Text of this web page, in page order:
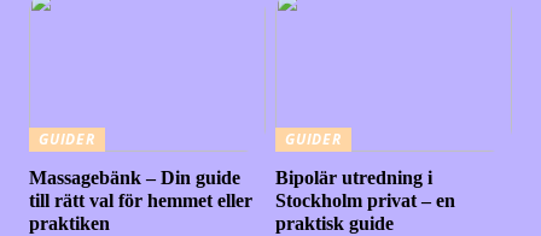
GUIDER
Massagebänk – Din guide
till rätt val för hemmet eller
praktiken
GUIDER
Bipolär utredning i
Stockholm privat – en
praktisk guide